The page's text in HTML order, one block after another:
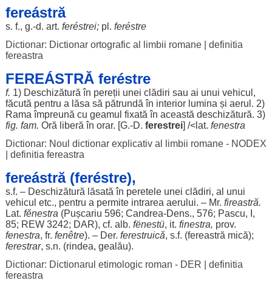
fereástră
s. f., g.-d. art. feréstrei;pl. feréstre
Dictionar: Dictionar ortografic al limbii romane| definitia
fereastra
FEREÁSTRĂ feréstre
f. 1) Deschizătură în pereții unei clădiri sau ai unui vehicul ,
făcută pentru a lăsa să pătrundă în interior lumina și aerul . 2)
Rama împreună cu geamul fixată în această deschizătură. 3)
fig. fam. Oră liberă în orar. [G.-D. ferestrei] /<lat. fenestra
Dictionar: Noul dictionar explicativ al limbii romane - NODEX
definitia fereastra
fereástră (feréstre),
s.f. – Deschizătură lăsată în pereteleunei clădiri, al unui
vehicul etc., pentru a permite intrarea aerului. – Mr. fireastră.
Lat. fĕnestra (Pușcariu 596; Candrea-Dens., 576; Pascu, I,
85; REW 3242; DAR), cf. alb. fënestü, it. finestra, prov.
fenestra, fr. fenêtre). – Der. ferestruică, s.f. (fereastră mică);
ferestrar, s.n. (rindea, gealău).
Dictionar: Dictionarul etimologic roman - DER
definitia
fereastra